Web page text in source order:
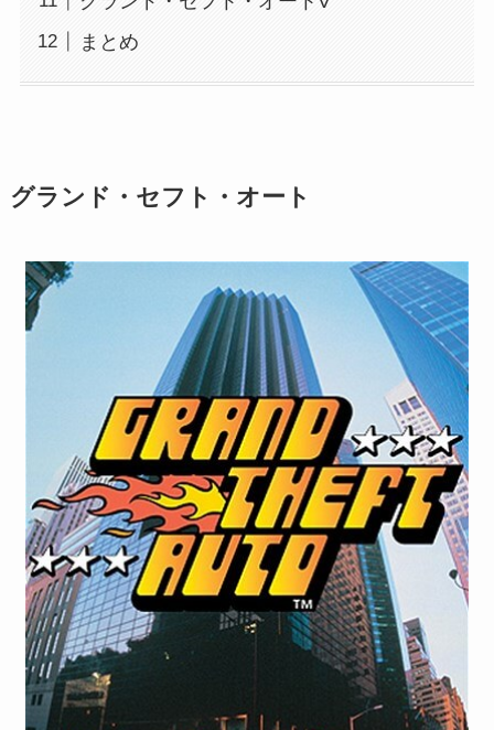
まとめ
グランド・セフト・オート